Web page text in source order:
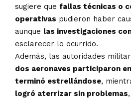
sugiere que fallas técnicas o
operativas pudieron haber
aunque las investigaciones
esclarecer lo ocurrido.
Además, las autoridades
dos aeronaves participaron
terminó estrellándose,
logró aterrizar sin problemas